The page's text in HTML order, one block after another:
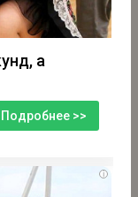
а
Подробнее >>
i